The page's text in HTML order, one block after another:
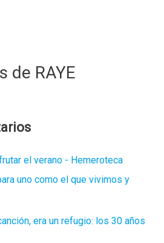
de RAYE
el verano - Hemeroteca
uno como el que vivimos y
era un refugio: los 30 años